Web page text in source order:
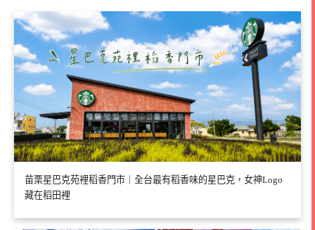
苗栗星巴克苑裡稻香門市｜全台最有稻香味的星巴克，女神Logo
藏在稻田裡